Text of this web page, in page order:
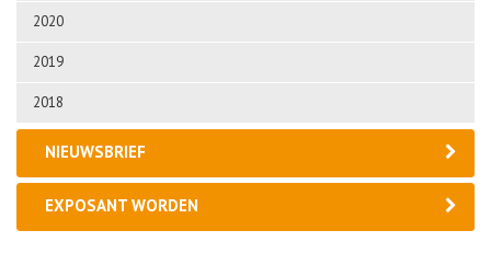
2020
2019
2018
NIEUWSBRIEF
EXPOSANT WORDEN